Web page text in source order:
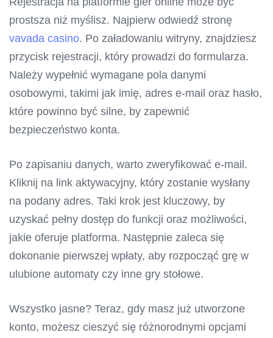
prostsza niż myślisz. Najpierw odwiedź stronę
vavada casino. Po załadowaniu witryny, znajdziesz
przycisk rejestracji, który prowadzi do formularza.
Należy wypełnić wymagane pola danymi
osobowymi, takimi jak imię, adres e-mail oraz hasło,
które powinno być silne, by zapewnić
bezpieczeństwo konta.
Po zapisaniu danych, warto zweryfikować e-mail.
Kliknij na link aktywacyjny, który zostanie wysłany
na podany adres. Taki krok jest kluczowy, by
uzyskać pełny dostęp do funkcji oraz możliwości,
jakie oferuje platforma. Następnie zaleca się
dokonanie pierwszej wpłaty, aby rozpocząć grę w
ulubione automaty czy inne gry stołowe.
Wszystko jasne? Teraz, gdy masz już utworzone
konto, możesz cieszyć się różnorodnymi opcjami